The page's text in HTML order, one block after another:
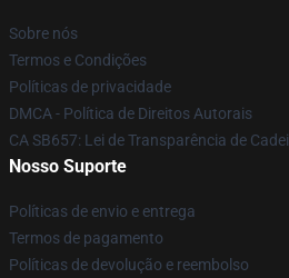
Sobre nós
Termos e Condições
Políticas de privacidade
DMCA - Política de Direitos Autorais
CA SB657: Lei de Transparência de
Nosso Suporte
Políticas de envio e entrega
Termos de pagamento
Políticas de devolução e reembolso